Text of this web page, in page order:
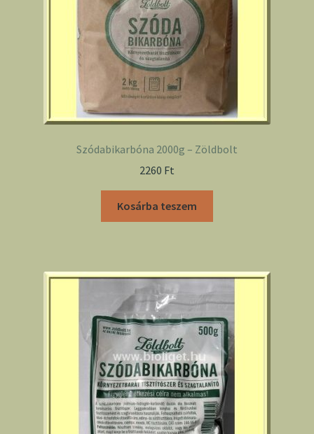
Szódabikarbóna 2000g – Zöldbolt
2260 Ft
Kosárba teszem